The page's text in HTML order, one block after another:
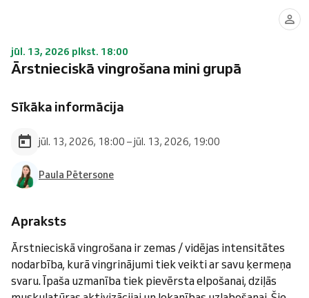
jūl. 13, 2026 plkst. 18:00
Ārstnieciskā vingrošana mini grupā
Sīkāka informācija
jūl. 13, 2026, 18:00 – jūl. 13, 2026, 19:00
Paula Pētersone
Apraksts
Ārstnieciskā vingrošana ir zemas / vidējas intensitātes
nodarbība, kurā vingrinājumi tiek veikti ar savu ķermeņa
svaru. Īpaša uzmanība tiek pievērsta elpošanai, dziļās